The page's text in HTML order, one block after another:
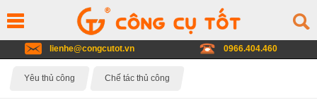
0966.404.460
lienhe@congcutot.vn
Yêu thủ công Chế tác thủ công